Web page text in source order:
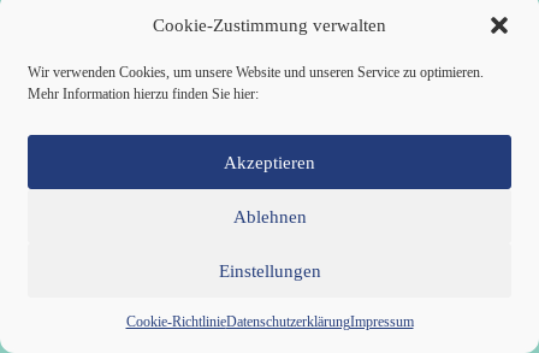
Cookie-Zustimmung verwalten
Wir verwenden Cookies, um unsere Website und unseren Service zu optimieren.
Mehr Information hierzu finden Sie hier:
Akzeptieren
Ablehnen
Einstellungen
Cookie-RichtlinieDatenschutzerklärungImpressum
Cookie-Zustimmung
Datenschutzerklärung
Impressum